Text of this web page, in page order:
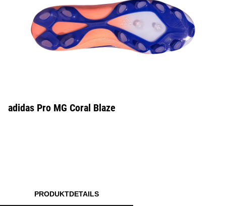
adidas Pro MG Coral Blaze
PRODUKTDETAILS